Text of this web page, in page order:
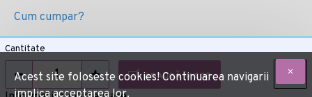
Cantitate
ADAUGĂ ÎN COŞ
Cum cumpar?
ANPC
Acest site foloseste cookies! Continuarea navigarii
implica acceptarea lor.